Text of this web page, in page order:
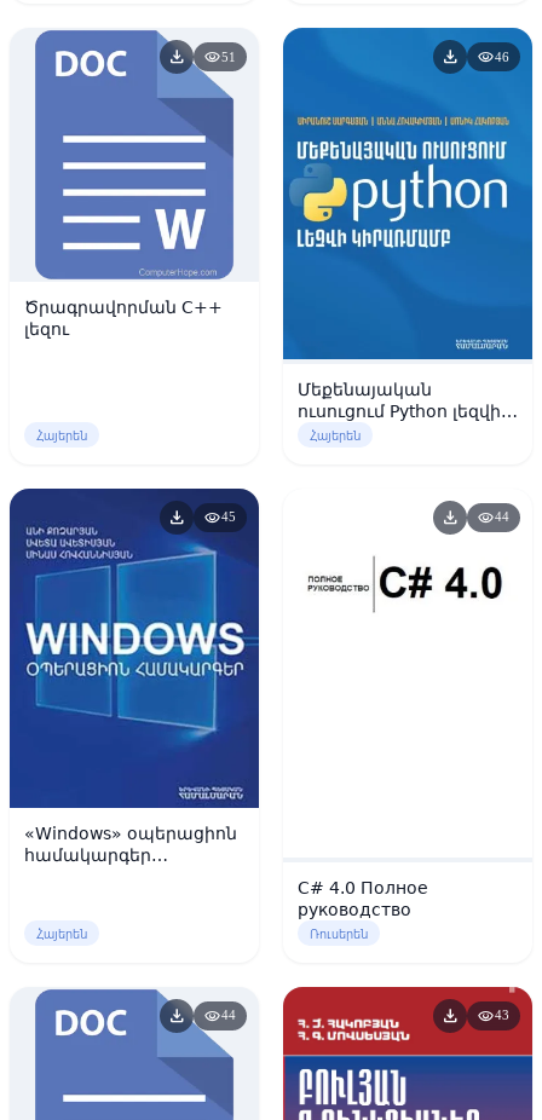
download visibility51
Ծրագրավորման C++
լեզու
Հայերեն
download visibility46
Մեքենայական
ուսուցում Python լեզվի
կիրառմամբ
Հայերեն
download visibility45
«Windows» օպերացիոն
համակարգեր
Հայերեն
download visibility44
C# 4.0 Полное
руководство
Ռուսերեն
download visibility44 download visibility43